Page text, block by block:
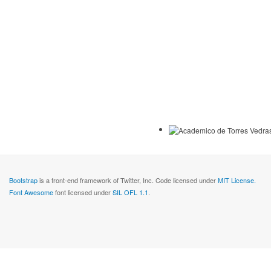
Bootstrapis a front-end framework of Twitter, Inc. Code licensed underMIT License.
Font Awesomefont licensed underSIL OFL 1.1